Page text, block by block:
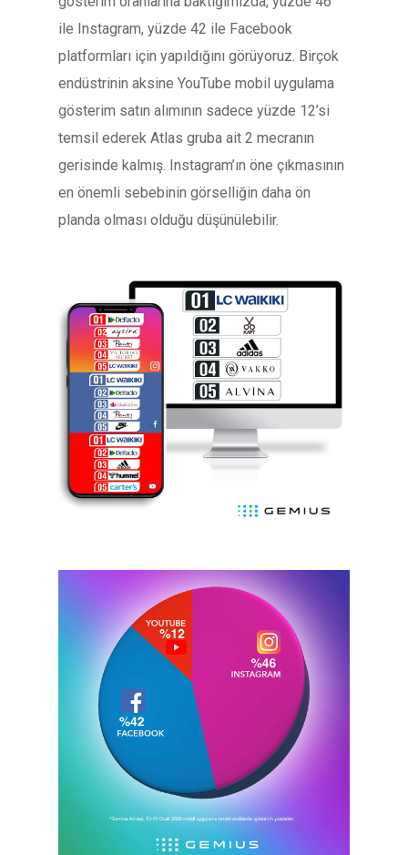
ile Instagram, yüzde 42 ile Facebook
platformları için yapıldığını görüyoruz. Birçok
endüstrinin aksine YouTube mobil uygulama
gösterim satın alımının sadece yüzde 12’si
temsil ederek Atlas gruba ait 2 mecranın
gerisinde kalmış. Instagram’ın öne çıkmasının
en önemli sebebinin görselliğin daha ön
planda olması olduğu düşünülebilir.